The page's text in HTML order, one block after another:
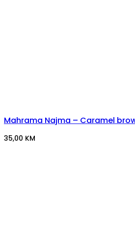
Mahrama Najma – Caramel
35,00 KM